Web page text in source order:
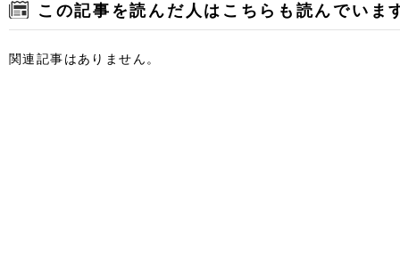
この記事を読んだ人はこちらも読んでいま
関連記事はありません。